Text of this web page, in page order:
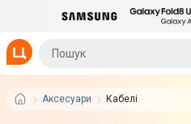
Аксесуари Кабелі